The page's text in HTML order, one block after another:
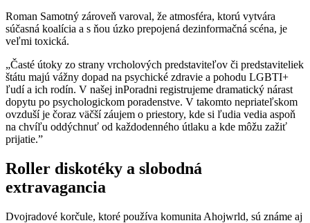
Roman Samotný zároveň varoval, že atmosféra, ktorú vytvára
súčasná koalícia a s ňou úzko prepojená dezinformačná scéna, je
veľmi toxická.
„Časté útoky zo strany vrcholových predstaviteľov či predstaviteliek
štátu majú vážny dopad na psychické zdravie a pohodu LGBTI+
ľudí a ich rodín. V našej inPoradni registrujeme dramatický nárast
dopytu po psychologickom poradenstve. V takomto nepriateľskom
ovzduší je čoraz väčší záujem o priestory, kde si ľudia vedia aspoň
na chvíľu oddýchnuť od každodenného útlaku a kde môžu zažiť
prijatie.”
Roller diskotéky a slobodná
extravagancia
Dvojradové korčule, ktoré používa komunita Ahojwrld, sú známe aj